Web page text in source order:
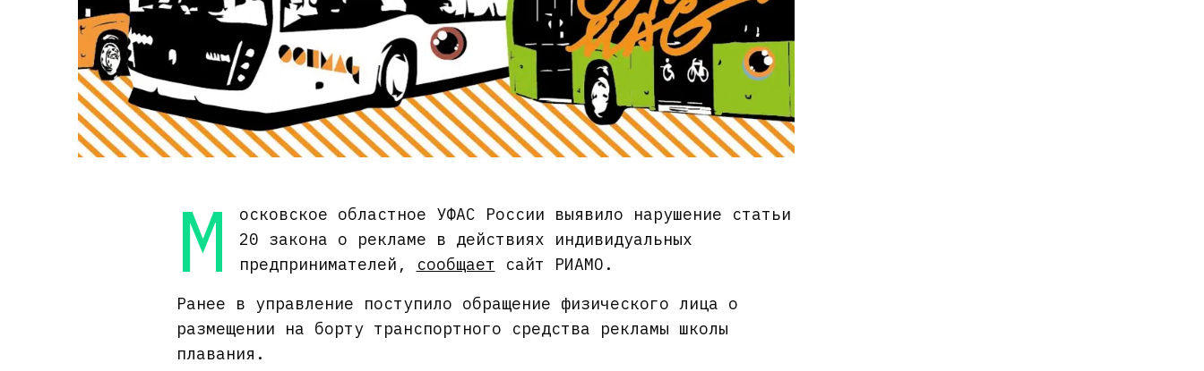
М
осковское областное УФАС России выявило нарушение статьи
20 закона о рекламе в действиях индивидуальных
предпринимателей,
сообщает сайт РИАМО.
Ранее в управление поступило обращение физического лица о
размещении на борту транспортного средства рекламы школы
плавания.